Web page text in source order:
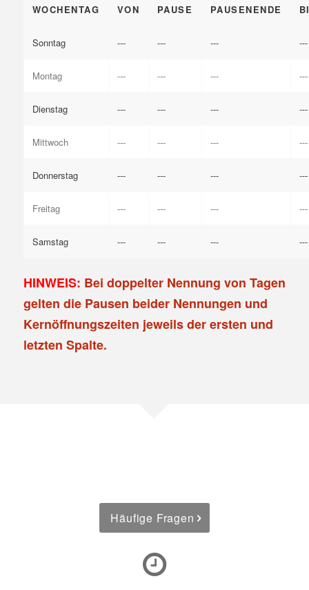
WOCHENTAG VON PAUSE PAUSENENDE
Sonntag --- --- --- ---
Montag --- --- --- ---
Dienstag --- --- --- ---
Mittwoch --- --- --- ---
Donnerstag --- --- --- ---
Freitag --- --- --- ---
Samstag --- --- --- ---
HINWEIS: Bei doppelter Nennung von Tagen
gelten die Pausen beider Nennungen und
Kernöffnungszeiten jeweils der ersten und
letzten Spalte.
Häufige Fragen